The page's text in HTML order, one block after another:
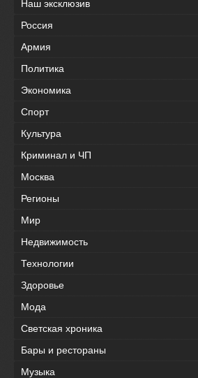
Наш эксклюзив
Россия
Армия
Политика
Экономика
Спорт
Культура
Криминал и ЧП
Москва
Регионы
Мир
Недвижимость
Технологии
Здоровье
Мода
Светская хроника
Бары и рестораны
Музыка